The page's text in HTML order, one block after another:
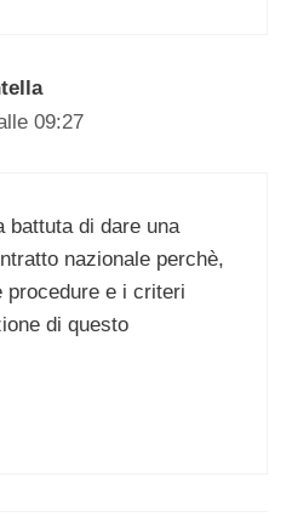
09:27
battuta di dare una
nazionale perchè,
procedure e i criteri
di questo